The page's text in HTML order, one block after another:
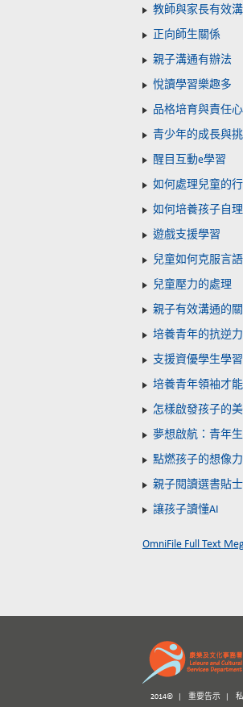
教師與家長有效
正向師生關係
親子溝通有辦法
悅讀學習樂趣多
品格培育與責任心
青少年的成長與
醒目互動e學習
如何處理兒童的
如何培養孩子自
遊戲支援學習
兒童如何克服言
兒童壓力的處理
親子有效溝通的
培養青年的抗逆力
支援資優學生學習
培養青年領袖才能
怎樣啟發孩子的
夢想啟航：青年
點燃孩子的想像
親子閱讀選書貼士
讓孩子讀懂AI
OmniFile Full Text
2014© | 重要告示